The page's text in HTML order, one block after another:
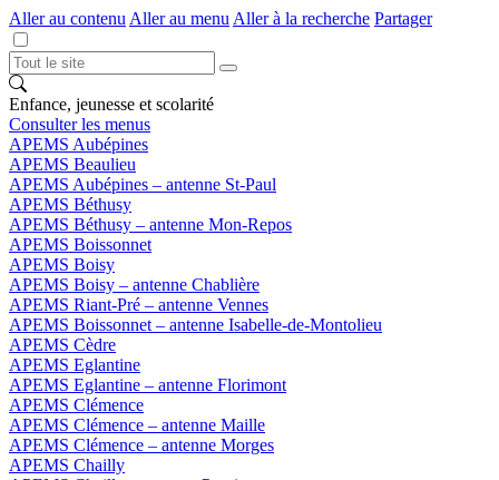
Aller au contenu Aller au menu Aller à la recherche Partager
Enfance, jeunesse et scolarité
Consulter les menus
APEMS Aubépines
APEMS Beaulieu
APEMS Aubépines – antenne St-Paul
APEMS Béthusy
APEMS Béthusy – antenne Mon-Repos
APEMS Boissonnet
APEMS Boisy
APEMS Boisy – antenne Chablière
APEMS Riant-Pré – antenne Vennes
APEMS Boissonnet – antenne Isabelle-de-Montolieu
APEMS Cèdre
APEMS Eglantine
APEMS Eglantine – antenne Florimont
APEMS Clémence
APEMS Clémence – antenne Maille
APEMS Clémence – antenne Morges
APEMS Chailly